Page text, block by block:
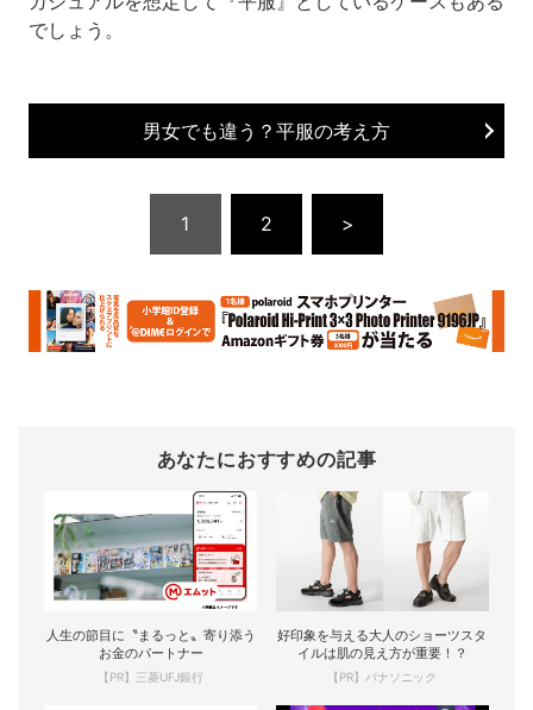
でしょう。
男女でも違う？平服の考え方
1 2 >
あなたにおすすめの記事
人生の節目に〝まるっと〟寄り添う
お金のパートナー
【PR】三菱UFJ銀行
好印象を与える大人のショーツスタ
イルは肌の見え方が重要！？
【PR】パナソニック